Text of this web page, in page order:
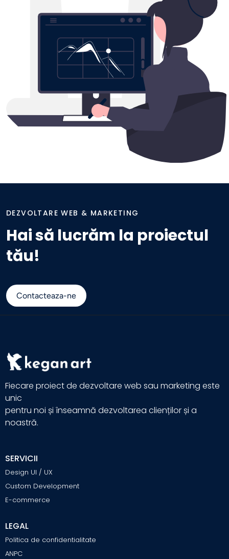
DEZVOLTARE WEB & MARKETING
Hai să lucrăm la proiectul
tău!
Contacteaza-ne
Fiecare proiect de dezvoltare web sau marketing este
unic
pentru noi și înseamnă dezvoltarea clienților și a
noastră.
SERVICII
Design UI / UX
Custom Development
E-commerce
LEGAL
Politica de confidentialitate
ANPC